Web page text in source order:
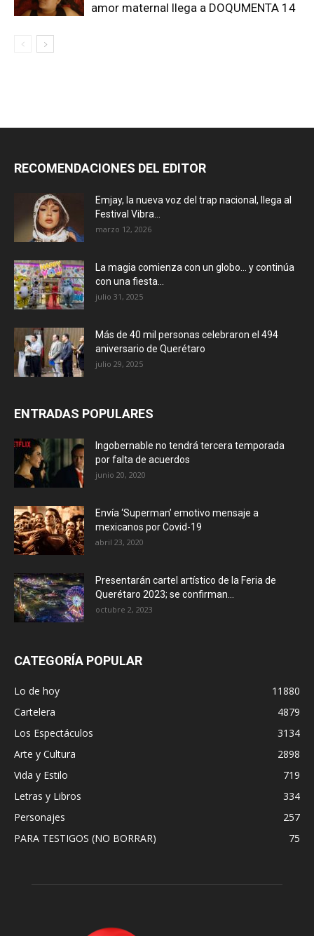
amor maternal llega a DOQUMENTA 14
RECOMENDACIONES DEL EDITOR
Emjay, la nueva voz del trap nacional, llega al
Festival Vibra...
marzo 12, 2026
La magia comienza con un globo… y continúa
con una fiesta...
julio 31, 2025
Más de 40 mil personas celebraron el 494
aniversario de Querétaro
julio 29, 2025
ENTRADAS POPULARES
Ingobernable no tendrá tercera temporada
por falta de acuerdos
junio 20, 2020
Envía ‘Superman’ emotivo mensaje a
mexicanos por Covid-19
abril 23, 2020
Presentarán cartel artístico de la Feria de
Querétaro 2023; se confirman...
octubre 2, 2023
CATEGORÍA POPULAR
Lo de hoy
11880
Cartelera
4879
Los Espectáculos
3134
Arte y Cultura
2898
Vida y Estilo
719
Letras y Libros
334
Personajes
257
PARA TESTIGOS (NO BORRAR)
75